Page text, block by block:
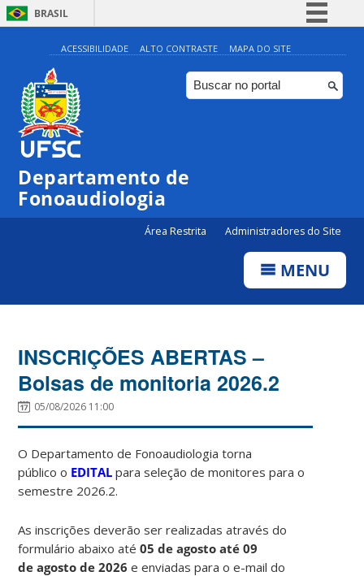
BRASIL
Simplifique!
Comunica BR
Participe
ACESSIBILIDADE ALTO CONTRASTE MAPA DO SITE
Departamento de
Fonoaudiologia
Área Restrita Administradores do Site
MENU
INSCRIÇÕES ABERTAS –
Bolsas de monitoria 2026.2
05/08/2026 11:00
O Departamento de Fonoaudiologia torna
público o EDITAL para seleção de monitores para o
semestre 2026.2.
As inscrições deverão ser realizadas através do
formulário abaixo até05 de agosto até 09
de agosto de 2026e enviadas para o e-mail do